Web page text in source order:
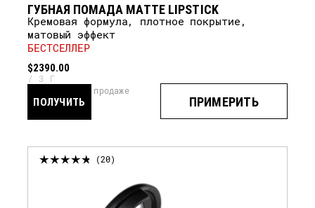
ГУБНАЯ ПОМАДА MATTE LIPSTICK
Кремовая формула, плотное покрытие,
матовый эффект
БЕСТСЕЛЛЕР
$2390.00
3 Г
ПРИМЕРИТЬ
ПОЛУЧИТЬ
скоро в продаже
20